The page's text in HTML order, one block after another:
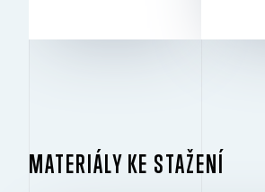
MATERIÁLY KE STAŽENÍ